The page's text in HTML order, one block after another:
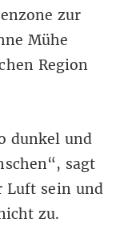
zur
Mühe
Region
dunkel und
sagt
Luft sein und
zu.